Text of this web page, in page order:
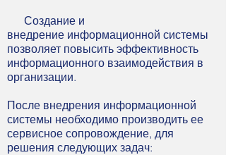
Создание и
внедрение информационной системы
позволяет повысить эффективность
информационного взаимодействия в
организации.
После внедрения информационной
системы необходимо производить ее
сервисное сопровождение, для
решения следующих задач: